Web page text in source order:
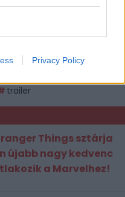
Privacy Policy
trailer
Things sztárja
újabb nagy kedvenc
a Marvelhez!